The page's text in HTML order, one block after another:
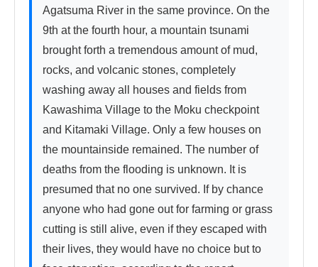
Agatsuma River in the same province. On the
9th at the fourth hour, a mountain tsunami
brought forth a tremendous amount of mud,
rocks, and volcanic stones, completely
washing away all houses and fields from
Kawashima Village to the Moku checkpoint
and Kitamaki Village. Only a few houses on
the mountainside remained. The number of
deaths from the flooding is unknown. It is
presumed that no one survived. If by chance
anyone who had gone out for farming or grass
cutting is still alive, even if they escaped with
their lives, they would have no choice but to